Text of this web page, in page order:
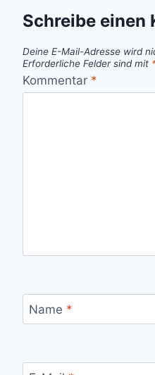
Schreibe einen
Deine E-Mail-Adresse wird
Erforderliche Felder sind mit
Kommentar *
Name *